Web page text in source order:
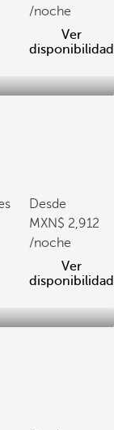
/noche
Ver
disponibilidad
Desde
2,912
/noche
Ver
disponibilidad